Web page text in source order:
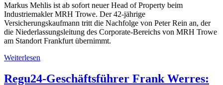
Markus Mehlis ist ab sofort neuer Head of Property beim
Industriemakler MRH Trowe. Der 42-jährige
Versicherungskaufmann tritt die Nachfolge von Peter Rein an, der
die Niederlassungsleitung des Corporate-Bereichs von MRH Trowe
am Standort Frankfurt übernimmt.
Weiterlesen
Regu24-Geschäftsführer Frank Werres: